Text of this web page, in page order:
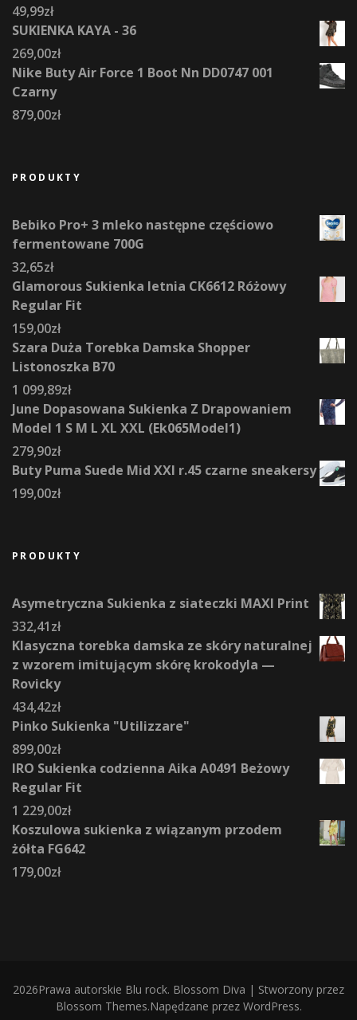
49,99zł
SUKIENKA KAYA - 36
269,00zł
Nike Buty Air Force 1 Boot Nn DD0747 001
Czarny
879,00zł
PRODUKTY
Bebiko Pro+ 3 mleko następne częściowo
fermentowane 700G
32,65zł
Glamorous Sukienka letnia CK6612 Różowy
Regular Fit
159,00zł
Szara Duża Torebka Damska Shopper
Listonoszka B70
1 099,89zł
June Dopasowana Sukienka Z Drapowaniem
Model 1 S M L XL XXL (Ek065Model1)
279,90zł
Buty Puma Suede Mid XXI r.45 czarne sneakersy
199,00zł
PRODUKTY
Asymetryczna Sukienka z siateczki MAXI Print
332,41zł
Klasyczna torebka damska ze skóry naturalnej
z wzorem imitującym skórę krokodyla —
Rovicky
434,42zł
Pinko Sukienka "Utilizzare"
899,00zł
IRO Sukienka codzienna Aika A0491 Beżowy
Regular Fit
1 229,00zł
Koszulowa sukienka z wiązanym przodem
żółta FG642
179,00zł
2026Prawa autorskie Blu rock. Blossom Diva | Stworzony przez
Blossom Themes.Napędzane przez WordPress.